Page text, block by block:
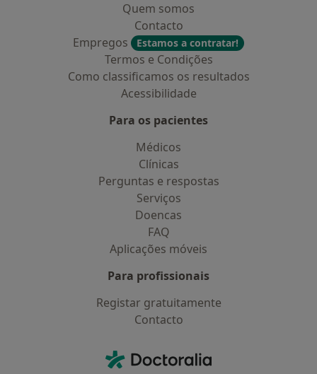
Quem somos
Contacto
Empregos
Estamos a contratar!
Termos e Condições
Como classificamos os resultados
Acessibilidade
Para os pacientes
Médicos
Clínicas
Perguntas e respostas
Serviços
Doencas
FAQ
Aplicações móveis
Para profissionais
Registar gratuitamente
Contacto
Doctoralia - Homepage